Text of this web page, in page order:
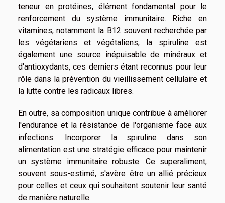
teneur en protéines, élément fondamental pour le
renforcement du système immunitaire. Riche en
vitamines, notamment la B12 souvent recherchée par
les végétariens et végétaliens, la spiruline est
également une source inépuisable de minéraux et
d'antioxydants, ces derniers étant reconnus pour leur
rôle dans la prévention du vieillissement cellulaire et
la lutte contre les radicaux libres.
En outre, sa composition unique contribue à améliorer
l'endurance et la résistance de l'organisme face aux
infections. Incorporer la spiruline dans son
alimentation est une stratégie efficace pour maintenir
un système immunitaire robuste. Ce superaliment,
souvent sous-estimé, s'avère être un allié précieux
pour celles et ceux qui souhaitent soutenir leur santé
de manière naturelle.